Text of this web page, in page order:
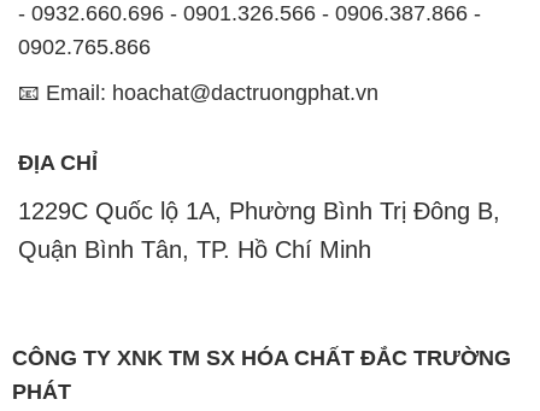
- 0932.660.696 - 0901.326.566 - 0906.387.866 -
0902.765.866
📧 Email: hoachat@dactruongphat.vn
ĐỊA CHỈ
1229C Quốc lộ 1A, Phường Bình Trị Đông B,
Quận Bình Tân, TP. Hồ Chí Minh
CÔNG TY XNK TM SX HÓA CHẤT ĐẮC TRƯỜNG
PHÁT